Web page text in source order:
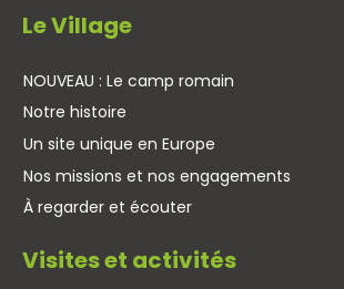
Le Village
NOUVEAU : Le camp romain
Notre histoire
Un site unique en Europe
Nos missions et nos engagements
À regarder et écouter
Visites et activités